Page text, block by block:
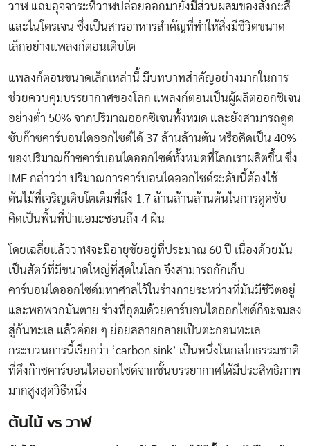
วาฬ แถมอุจจาระที่วาฬปล่อยออกมายังมีส่วนผสมของสังกะสี
และไนโตรเจน ซึ่งเป็นสารอาหารสำคัญที่ทำให้สิ่งมีชีวิตขนาด
เล็กอย่างแพลงก์ตอนเติบโต
แพลงก์ตอนขนาดเล็กเหล่านี้ มีบทบาทสำคัญอย่างมากในการ
ช่วยควบคุมบรรยากาศของโลก แพลงก์ตอนเป็นผู้ผลิตออกซิเจน
อย่างต่ำ 50% จากปริมาณออกซิเจนทั้งหมด และยังสามารถดูด
ซับก๊าซคาร์บอนไดออกไซด์ได้ 37 ล้านล้านตัน หรือคิดเป็น 40%
ของปริมาณก๊าซคาร์บอนไดออกไซด์ทั้งหมดที่โลกเราผลิตขึ้น ซึ่ง
IMF กล่าวว่า ปริมาณการคาร์บอนไดออกไซด์ระดับนี้ต้องใช้
ต้นไม้ที่เจริญเติบโตเต็มที่ถึง 1.7 ล้านล้านล้านต้นในการดูดซับ
คิดเป็นพื้นที่ป่าแอมะซอนถึง 4 ผืน
โดยเฉลี่ยแล้ววาฬจะมีอายุขัยอยู่ที่ประมาณ 60 ปี เนื่องด้วยมัน
เป็นสัตว์ที่มีขนาดใหญ่ที่สุดในโลก จึงสามารถกักเก็บ
คาร์บอนไดออกไซด์มหาศาลไว้ในร่างกายระหว่างที่มันมีชีวิตอยู่
และพอพวกมันตาย ร่างที่อุดมด้วยคาร์บอนไดออกไซด์ก็จะจมลง
สู่ก้นทะเล แล้วค่อย ๆ ย่อยสลายกลายเป็นตะกอนทะเล
กระบวนการนี้เรียกว่า ‘carbon sink’ เป็นหนึ่งในกลไกธรรมชาติ
ที่ดึงก๊าซคาร์บอนไดออกไซด์จากชั้นบรรยากาศได้มีประสิทธิภาพ
มากสูงสุดวิธีหนึ่ง
ต้นไม้ vs วาฬ